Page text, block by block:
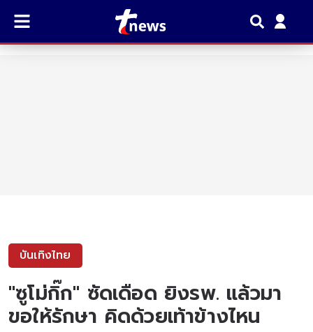
บันเทิงไทย
"ซูโม่กิ๊ก" ซัดเดือด ยิงรพ. แล้วมา
ขอให้รักษา คิดด้วยเท้าข้างไหน